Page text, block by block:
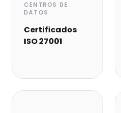
CENTROS DE
DATOS
Certificados
ISO 27001